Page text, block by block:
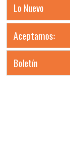
Lo Nuevo
Aceptamos:
Boletín